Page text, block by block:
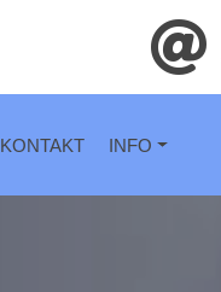
KONTAKT INFO